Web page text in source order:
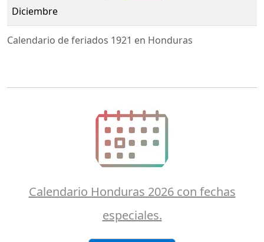
Calendario de feriados 1921 en Honduras
Diciembre
Calendario Honduras 2026 con fechas
especiales.